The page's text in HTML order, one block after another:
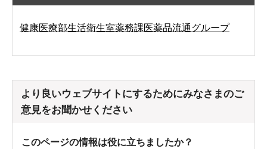
健康医療部生活衛生室薬務課医薬品流通グループ
より良いウェブサイトにするためにみなさまのご
意見をお聞かせください
このページの情報は役に立ちましたか？